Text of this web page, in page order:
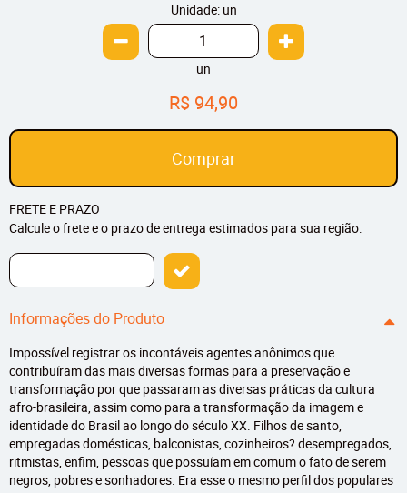
Unidade: un
un
R$ 94,90
Comprar
FRETE E PRAZO
Calcule o frete e o prazo de entrega estimados para sua região:
Informações do Produto
Impossível registrar os incontáveis agentes anônimos que
contribuíram das mais diversas formas para a preservação e
transformação por que passaram as diversas práticas da cultura
afro-brasileira, assim como para a transformação da imagem e
identidade do Brasil ao longo do século XX. Filhos de santo,
empregadas domésticas, balconistas, cozinheiros? desempregados,
ritmistas, enfim, pessoas que possuíam em comum o fato de serem
negros, pobres e sonhadores. Era esse o mesmo perfil dos populares